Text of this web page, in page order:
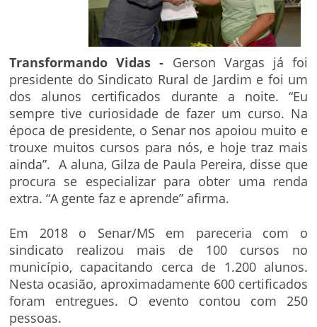
Transformando Vidas - Gerson Vargas já foi
presidente do Sindicato Rural de Jardim e foi um
dos alunos certificados durante a noite. “Eu
sempre tive curiosidade de fazer um curso. Na
época de presidente, o Senar nos apoiou muito e
trouxe muitos cursos para nós, e hoje traz mais
ainda”. A aluna, Gilza de Paula Pereira, disse que
procura se especializar para obter uma renda
extra. “A gente faz e aprende” afirma.
Em 2018 o Senar/MS em pareceria com o
sindicato realizou mais de 100 cursos no
município, capacitando cerca de 1.200 alunos.
Nesta ocasião, aproximadamente 600 certificados
foram entregues. O evento contou com 250
pessoas.